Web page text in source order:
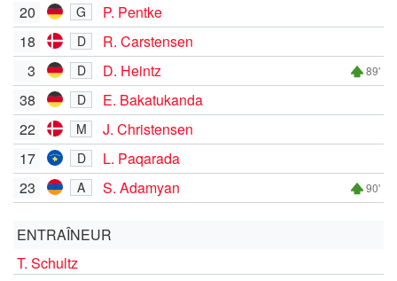
20 G
P. Pentke
18
D
R. Carstensen
3
D D. Heintz 89'
38 D
E. Bakatukanda
22
M
J. Christensen
17
D
L. Paqarada
23
A S. Adamyan 90'
ENTRAÎNEUR
T. Schultz